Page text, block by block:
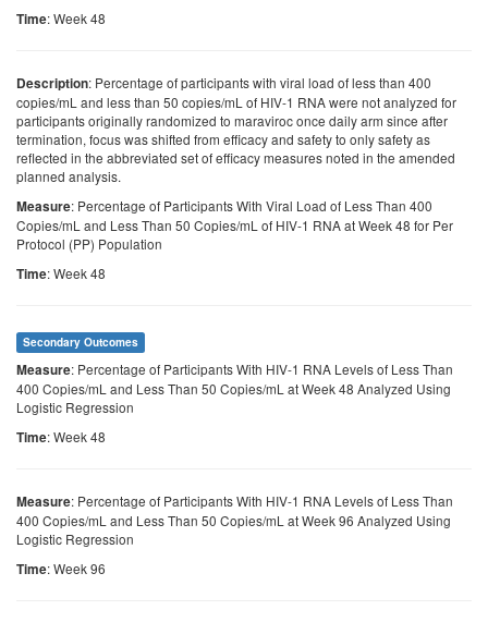
Time: Week 48
Description: Percentage of participants with viral load of less than 400
copies/mL and less than 50 copies/mL of HIV-1 RNA were not analyzed for
participants originally randomized to maraviroc once daily arm since after
termination, focus was shifted from efficacy and safety to only safety as
reflected in the abbreviated set of efficacy measures noted in the amended
planned analysis.
Measure: Percentage of Participants With Viral Load of Less Than 400
Copies/mL and Less Than 50 Copies/mL of HIV-1 RNA at Week 48 for Per
Protocol (PP) Population
Time: Week 48
Secondary Outcomes
Measure: Percentage of Participants With HIV-1 RNA Levels of Less Than
400 Copies/mL and Less Than 50 Copies/mL at Week 48 Analyzed Using
Logistic Regression
Time: Week 48
Measure: Percentage of Participants With HIV-1 RNA Levels of Less Than
400 Copies/mL and Less Than 50 Copies/mL at Week 96 Analyzed Using
Logistic Regression
Time: Week 96